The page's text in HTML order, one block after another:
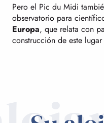
Pero el Pic du Midi
observatorio para
Europa, que relata con
construcción de este